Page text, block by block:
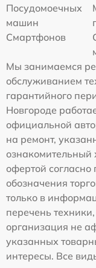
Посудомоечных
машин
Смартфонов
Мы занимаемся
обслуживанием
гарантийного
Новгороде
официальной
на ремонт,
ознакомительный
офертой
обозначения
только в
перечень
организация не
указанных
интересы. Все